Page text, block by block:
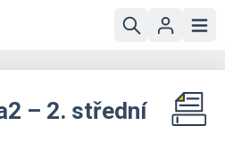
– 2. střední